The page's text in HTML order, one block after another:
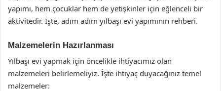
yapımı, hem çocuklar hem de yetişkinler için eğlenceli bir
aktivitedir. İşte, adım adım yılbaşı evi yapımının rehberi.
Malzemelerin Hazırlanması
Yılbaşı evi yapmak için öncelikle ihtiyacımız olan
malzemeleri belirlemeliyiz. İşte ihtiyaç duyacağınız temel
malzemeler: